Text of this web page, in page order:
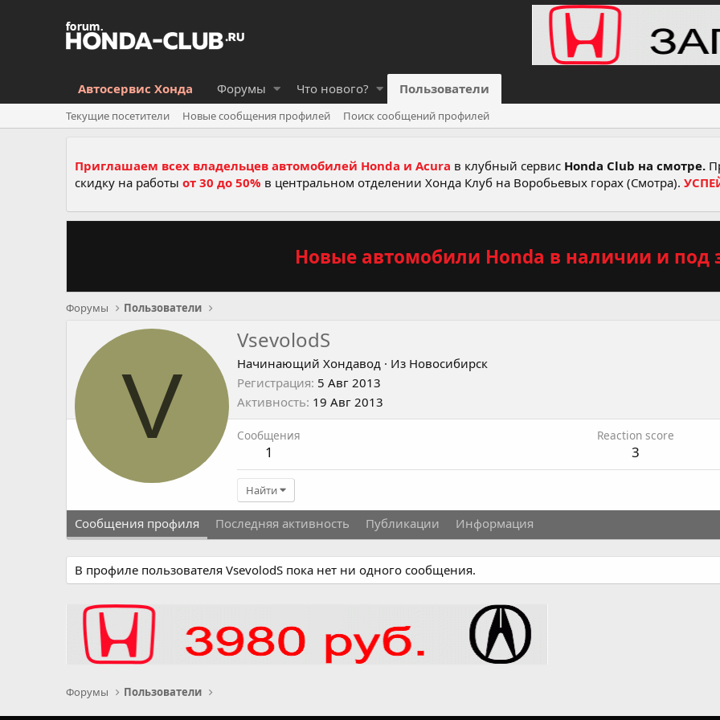
Автосервис Хонда Форумы Что нового? Пользователи
Текущие посетители Новые сообщения профилей Поиск сообщений профилей
Приглашаем всех владельцев автомобилей Honda и Acura в клубный сервис Honda Club на смотре.
скидку на работы от 30 до 50% в центральном отделении Хонда Клуб на Воробьевых горах (Смотра).
Новые автомобили Honda в наличии и под
Форумы Пользователи
V
VsevolodS
Начинающий Хондавод · Из Новосибирск
Регистрация 5 Авг 2013
Активность 19 Авг 2013
Сообщения
1
Reaction score
3
Найти
Сообщения профиля Последняя активность Публикации Информация
В профиле пользователя VsevolodS пока нет ни одного сообщения.
Форумы Пользователи